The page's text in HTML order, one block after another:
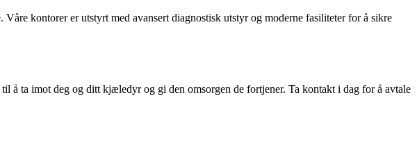
kontorer er utstyrt med avansert diagnostisk utstyr og moderne fasiliteter for å sikre
ta imot deg og ditt kjæledyr og gi den omsorgen de fortjener. Ta kontakt i dag for å avtale